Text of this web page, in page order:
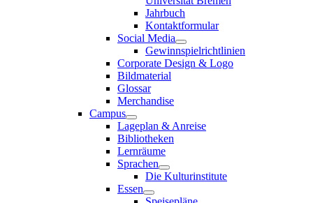
Jahrbuch
Kontaktformular
Social Media
Gewinnspielrichtlinien
Corporate Design & Logo
Bildmaterial
Glossar
Merchandise
Campus
Lageplan & Anreise
Bibliotheken
Lernräume
Sprachen
Die Kulturinstitute
Essen